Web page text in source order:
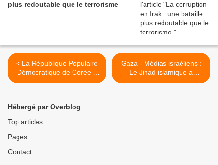
plus redoutable que le terrorisme
< La République Populaire
Démocratique de Corée a
proposé à la Russie
Gaza - Médias israéliens :
Le Jihad islamique a
enregistré un exploit au
Hébergé par Overblog
Top articles
Pages
Contact